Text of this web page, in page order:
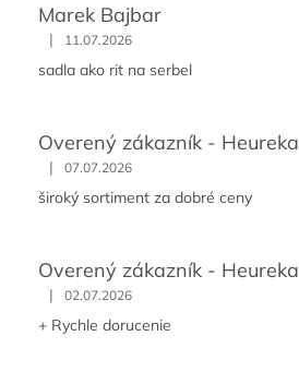
Marek Bajbar
| 11.07.2026
sadla ako rit na serbel
Overený zákazník - Heureka
| 07.07.2026
široký sortiment za dobré ceny
Overený zákazník - Heureka
| 02.07.2026
+ Rychle dorucenie